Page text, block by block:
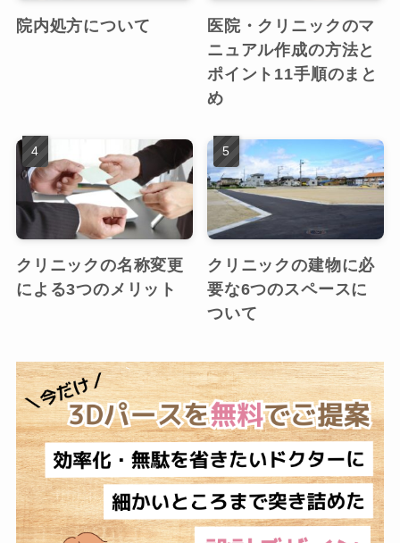
院内処方について
医院・クリニックのマ
ニュアル作成の方法と
ポイント11手順のまと
め
クリニックの名称変更
による3つのメリット
クリニックの建物に必
要な6つのスペースに
ついて